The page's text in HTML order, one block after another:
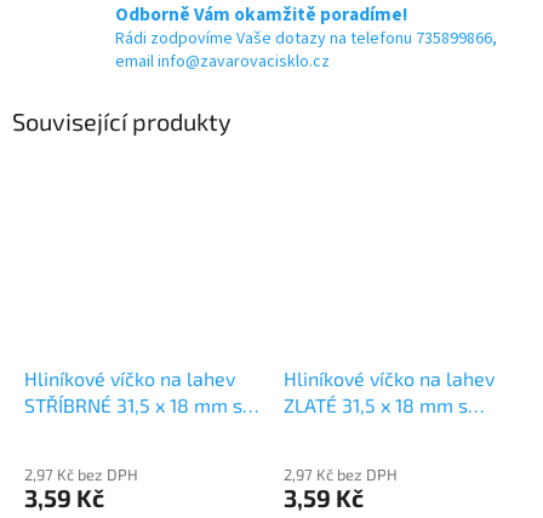
Odborně Vám okamžitě poradíme!
Rádi zodpovíme Vaše dotazy na telefonu 735899866,
email info@zavarovacisklo.cz
Související produkty
Hliníkové víčko na lahev
STŘÍBRNÉ 31,5 x 18 mm s
2,97 Kč bez DPH
3,59 Kč
Hliníkové víčko na lahev
ZLATÉ 31,5 x 18 mm s
2,97 Kč bez DPH
3,59 Kč